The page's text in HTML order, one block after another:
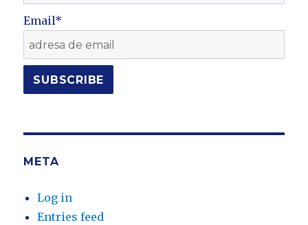
Email*
META
Log in
Entries feed